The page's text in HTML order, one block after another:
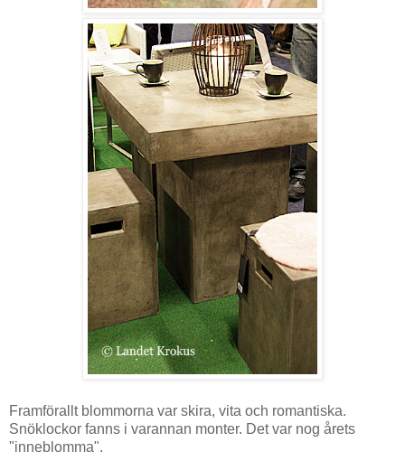
Framförallt blommorna var skira, vita och romantiska.
Snöklockor fanns i varannan monter. Det var nog årets
"inneblomma".